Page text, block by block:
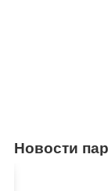
Новости